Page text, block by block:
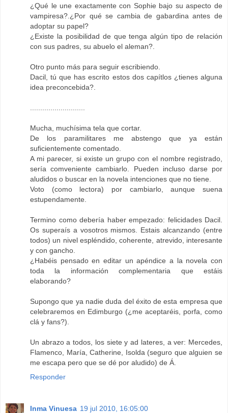
¿Qué le une exactamente con Sophie bajo su aspecto de
vampiresa?.¿Por qué se cambia de gabardina antes de
adoptar su papel?
¿Existe la posibilidad de que tenga algún tipo de relación
con sus padres, su abuelo el aleman?.
Otro punto más para seguir escribiendo.
Dacil, tú que has escrito estos dos capítlos ¿tienes alguna
idea preconcebida?.
Mucha, muchísima tela que cortar.
De los paramilitares me abstengo que ya están
suficientemente comentado.
A mi parecer, si existe un grupo con el nombre registrado,
sería comveniente cambiarlo. Pueden incluso darse por
aludidos o buscar en la novela intenciones que no tiene.
Voto (como lectora) por cambiarlo, aunque suena
estupendamente.
Termino como debería haber empezado: felicidades Dacil.
Os superaís a vosotros mismos. Estais alcanzando (entre
todos) un nivel espléndido, coherente, atrevido, interesante
y con gancho.
¿Habéis pensado en editar un apéndice a la novela con
toda la información complementaria que estáis
elaborando?
Supongo que ya nadie duda del éxito de esta empresa que
celebraremos en Edimburgo (¿me aceptaréis, porfa, como
clá y fans?).
Un abrazo a todos, los siete y ad lateres, a ver: Mercedes,
Flamenco, María, Catherine, Isolda (seguro que alguien se
me escapa pero que se dé por aludido) de Á.
Responder
Inma Vinuesa 19 jul 2010, 16:05:00